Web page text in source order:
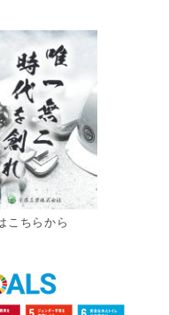
こちらから